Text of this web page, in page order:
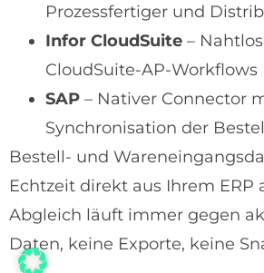
Prozessfertiger und
Infor CloudSuite –
CloudSuite-AP-Workflows
SAP – Nativer Connector
Synchronisation der
Bestell- und
Echtzeit direkt aus Ihrem ERP
Abgleich läuft immer gegen
Daten, keine Exporte, keine